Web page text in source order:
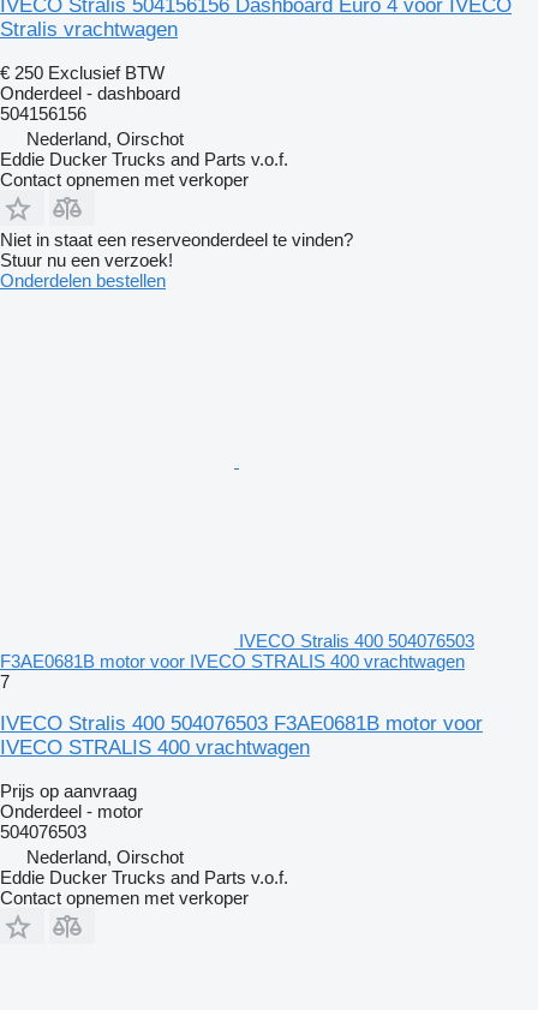
IVECO Stralis 504156156 Dashboard Euro 4 voor IVECO
Stralis vrachtwagen
€ 250 Exclusief BTW
Onderdeel - dashboard
504156156
Nederland, Oirschot
Eddie Ducker Trucks and Parts v.o.f.
Contact opnemen met verkoper
Niet in staat een reserveonderdeel te vinden?
Stuur nu een verzoek!
Onderdelen bestellen
IVECO Stralis 400 504076503
F3AE0681B motor voor IVECO STRALIS 400 vrachtwagen
7
IVECO Stralis 400 504076503 F3AE0681B motor voor
IVECO STRALIS 400 vrachtwagen
Prijs op aanvraag
Onderdeel - motor
504076503
Nederland, Oirschot
Eddie Ducker Trucks and Parts v.o.f.
Contact opnemen met verkoper